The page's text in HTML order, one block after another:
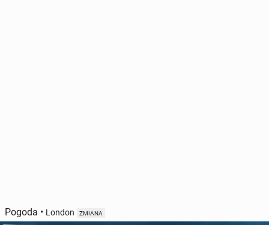
Pogoda • London ZMIANA